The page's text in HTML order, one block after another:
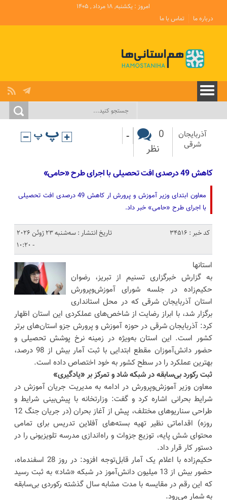
امروز : یکشنبه, ۱۸ مرداد , ۱۴۰۵
درباره ما
تماس با ما
آذربایجان‌
شرقی
0
نظر
-
کاهش 49 درصدی افت تحصیلی با اجرای طرح «حامی»
معاون ابتدای وزیر آموزش و پرورش ار کاهش 49 درصدی افت تحصیلی
با اجرای طرح «حامی» خبر داد.
کد خبر : 34516
تاریخ انتشار : سه‌شنبه 23 ژوئن 2026
- 10:20
استانها
به گزارش خبرگزاری تسنیم از تبریز، رضوان
حکیم‌زاده در جلسه شورای آموزش‌وپرورش
استان آذربایجان شرقی که در محل استانداری
برگزار شد، با ابراز رضایت از شاخص‌های عملکردی این استان اظهار
کرد: آذربایجان شرقی در حوزه آموزش و پرورش جزو استان‌های برتر
کشور است. این استان به‌ویژه در زمینه نرخ پوشش تحصیلی و
حضور دانش‌آموزان مقطع ابتدایی با ثبت آمار بیش از 98 درصد،
بهترین عملکرد را در سطح کشور به خود اختصاص داده است.
ثبت رکورد بی‌سابقه در شبکه شاد و تمرکز بر «یادگیری»
معاون وزیر آموزش‌وپرورش در ادامه به مدیریت جریان آموزش در
شرایط بحرانی اشاره کرد و گفت: وزارتخانه با پیش‌بینی شرایط و
طراحی سناریوهای مختلف، پیش از آغاز بحران (در جریان جنگ 12
روزه) اقداماتی نظیر تهیه بسته‌های آفلاین تدریس برای تمامی
محتوای شش پایه، توزیع جزوات و راه‌اندازی مدرسه تلویزیونی را در
دستور کار قرار داد.
حکیم‌زاده با اعلام یک آمار قابل‌توجه افزود: در روز 28 اسفندماه،
حضور بیش از 13 میلیون دانش‌آموز در شبکه «شاد» به ثبت رسید
که این رقم در مقایسه با مدت مشابه سال گذشته رکوردی بی‌سابقه
به شمار می‌رود.